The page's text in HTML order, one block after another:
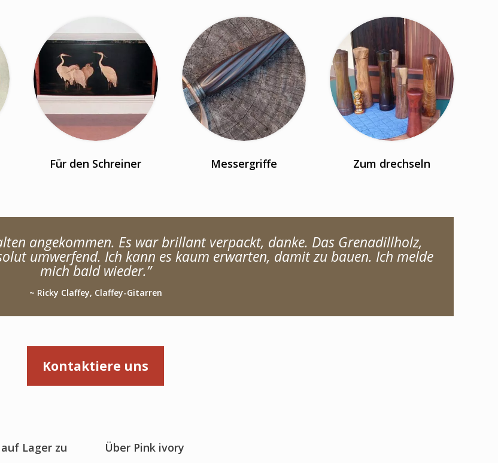
Für den Schreiner Messergriffe Zum drechseln
angekommen. Es war brillant verpackt, danke. Das Grenadillholz,
umwerfend. Ich kann es kaum erwarten, damit zu bauen. Ich melde
mich bald wieder.”
~ Ricky Claffey, Claffey-Gitarren
Kontaktiere uns
Lager zu
Über Pink ivory